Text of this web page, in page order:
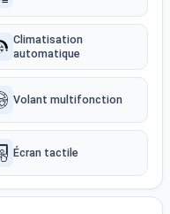
Climatisation
automatique
Volant multifonction
Écran tactile